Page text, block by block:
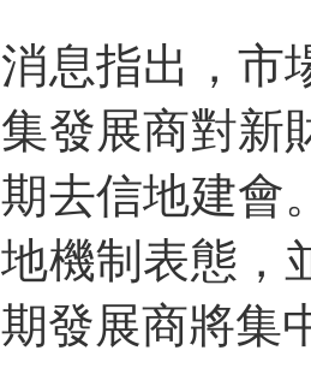
消息指出，市
集發展商對新
期去信地建會
地機制表態，
期發展商將集